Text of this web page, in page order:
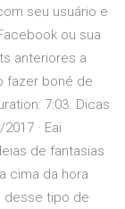
seu usuário e
ou sua
anteriores a
fazer boné de
7:03. Dicas
· Eai
de fantasias
cima da hora
desse tipo de